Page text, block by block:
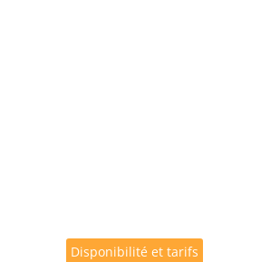
Disponibilité et tarifs